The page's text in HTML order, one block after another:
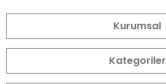
Kurumsal
Kategoriler